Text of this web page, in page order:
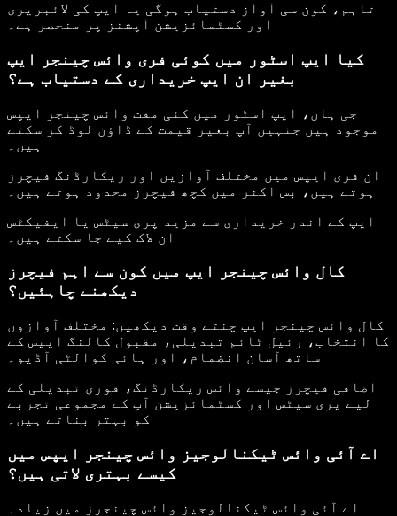
تاہم، کون سی آواز دستیاب ہوگی یہ ایپ کی لائبریری
اور کسٹمائزیشن آپشنز پر منحصر ہے۔
کیا ایپ اسٹور میں کوئی فری وائس چینجر ایپ
بغیر ان ایپ خریداری کے دستیاب ہے؟
جی ہاں، ایپ اسٹور میں کئی مفت وائس چینجر ایپس
موجود ہیں جنہیں آپ بغیر قیمت کے ڈاؤن لوڈ کر سکتے
ہیں۔
ان فری ایپس میں مختلف آوازیں اور ریکارڈنگ فیچرز
ہوتے ہیں، بس اکثر میں کچھ فیچرز محدود ہوتے ہیں۔
ایپ کے اندر خریداری سے مزید پری سیٹس یا ایفیکٹس
ان لاک کیے جا سکتے ہیں۔
کال وائس چینجر ایپ میں کون سے اہم فیچرز
دیکھنے چاہئیں؟
کال وائس چینجر ایپ چنتے وقت دیکھیں: مختلف آوازوں
کا انتخاب، رئیل ٹائم تبدیلی، مقبول کالنگ ایپس کے
ساتھ آسان انضمام، اور ہائی کوالٹی آڈیو۔
اضافی فیچرز جیسے وائس ریکارڈنگ، فوری تبدیلی کے
لیے پری سیٹس اور کسٹمائزیشن آپ کے مجموعی تجربے
کو بہتر بناتے ہیں۔
اے آئی وائس ٹیکنالوجیز وائس چینجر ایپس میں
کیسے بہتری لاتی ہیں؟
اے آئی وائس ٹیکنالوجیز وائس چینجرز میں زیادہ